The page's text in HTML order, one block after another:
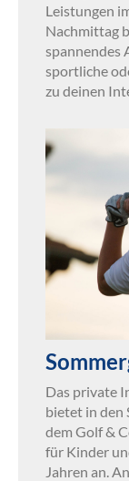
Leistungen
Nachmittag
spannendes
sportliche
zu deinen
Das private
bietet in den
dem Golf &
für Kinder
Jahren an.